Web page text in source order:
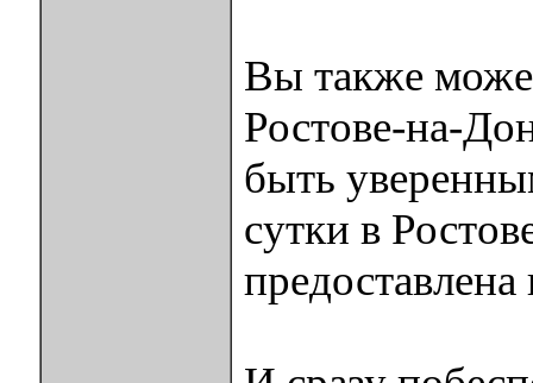
Вы также
Ростове-на-
быть
сутки в